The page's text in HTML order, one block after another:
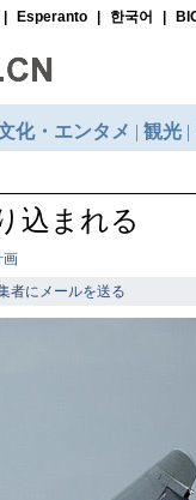
込まれる
者にメールを送る